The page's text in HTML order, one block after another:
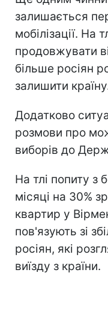
залишається
мобілізації. На
продовжувати
більше росіян
залишити
Додатково
розмови про
виборів до
На тлі попиту з
місяці на 30%
квартир у
пов'язують зі
росіян, які
виїзду з країни.